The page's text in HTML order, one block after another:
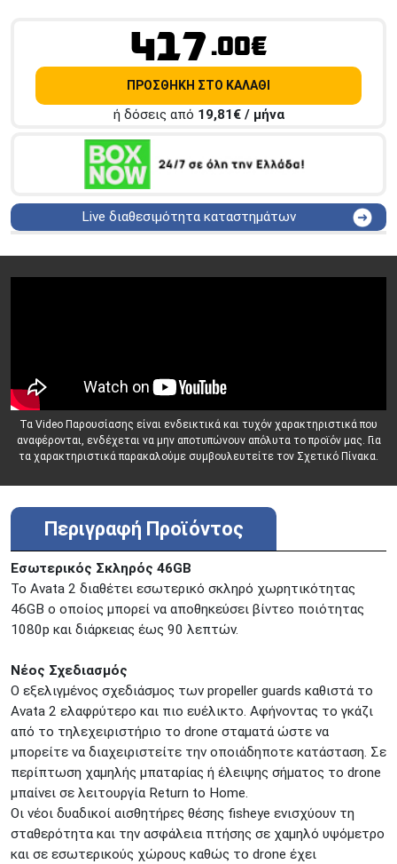
417.00€
ΠΡΟΣΘΗΚΗ ΣΤΟ ΚΑΛΑΘΙ
ή δόσεις από 19,81€ / μήνα
Live διαθεσιμότητα καταστημάτων
ΓΛΥΦΑΔΑ
A. Παπανδρέου 4
ΚΕΝΤΡΙΚΕΣ ΑΠΟΘΗΚΕΣ
ΘΕΣΣΑΛΟΝΙΚΗ
Δωδεκανήσου 28 &
Πολυτεχνείου
Τα Video Παρουσίασης είναι ενδεικτικά και τυχόν χαρακτηριστικά που
αναφέρονται, ενδέχεται να μην αποτυπώνουν απόλυτα το προϊόν μας. Για
τα χαρακτηριστικά παρακαλούμε συμβουλευτείτε τον Σχετικό Πίνακα.
Περιγραφή Προϊόντος
Εσωτερικός Σκληρός 46GB
Το Avata 2 διαθέτει εσωτερικό σκληρό χωρητικότητας
46GB ο οποίος μπορεί να αποθηκεύσει βίντεο ποιότητας
1080p και διάρκειας έως 90 λεπτών.
Νέος Σχεδιασμός
Ο εξελιγμένος σχεδιάσμος των propeller guards καθιστά το
Avata 2 ελαφρύτερο και πιο ευέλικτο. Αφήνοντας το γκάζι
από το τηλεχειριστήριο το drone σταματά ώστε να
μπορείτε να διαχειριστείτε την οποιάδηποτε κατάσταση. Σε
περίπτωση χαμηλής μπαταρίας ή έλειψης σήματος το drone
μπαίνει σε λειτουργία Return to Home.
Οι νέοι δυαδικοί αισθητήρες θέσης fisheye ενισχύουν τη
σταθερότητα και την ασφάλεια πτήσης σε χαμηλό υψόμετρο
και σε εσωτερικούς χώρους καθώς το drone έχει